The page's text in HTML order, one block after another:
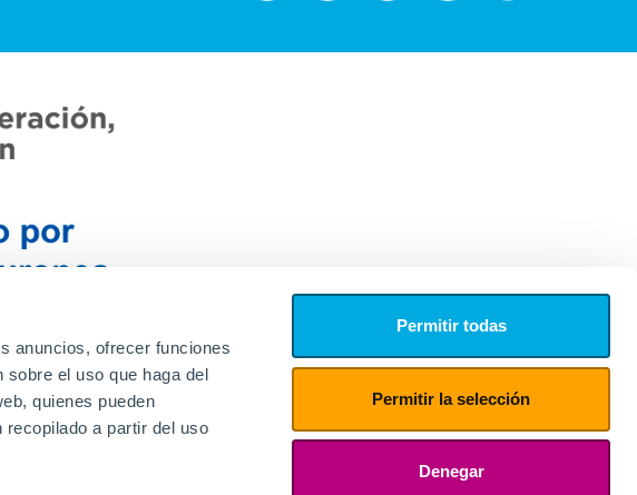
anuncios, ofrecer funciones
el uso que haga del
quienes pueden
a partir del uso
Permitir todas
Permitir la selección
Denegar
CV
Proveedores